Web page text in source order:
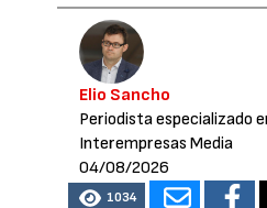
Elio Sancho
Periodista especializado
Interempresas Media
04/08/2026
1034